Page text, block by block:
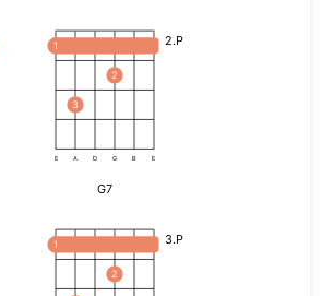
2.P
1
3
2
E A D G B E
G7
3.P
1
2